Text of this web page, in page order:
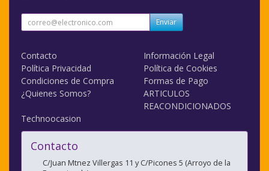
Enviar
Contacto
Información Legal
Política Privacidad
Política de Cookies
Condiciones de Compra
Formas de Pago
¿Quienes Somos?
ARTICULOS
REACONDICIONADOS
Technoocasion
Contacto
C/Juan Mtnez Villergas 11 y C/Picones 5 (Arroyo de la